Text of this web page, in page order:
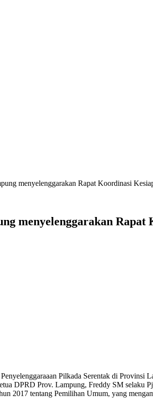
menyelenggarakan Rapat Koordinasi
menyelenggarakan Rapat
Pilkada Serentak di Provinsi
DPRD Prov. Lampung, Freddy SM selaku
2017 tentang Pemilihan Umum, yang